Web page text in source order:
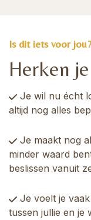
Is dit iets voor jou?
Herken
Je wil nu écht
altijd nog alles
Je maakt nog
minder waard
beslissen vanuit
Je voelt je
tussen jullie en je